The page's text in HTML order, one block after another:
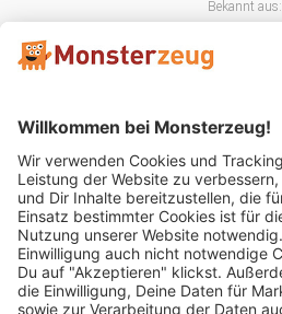
Bekannt aus:
Mitglied im: